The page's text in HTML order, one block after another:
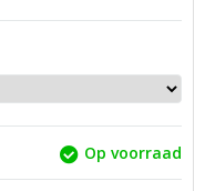
Op voorraad